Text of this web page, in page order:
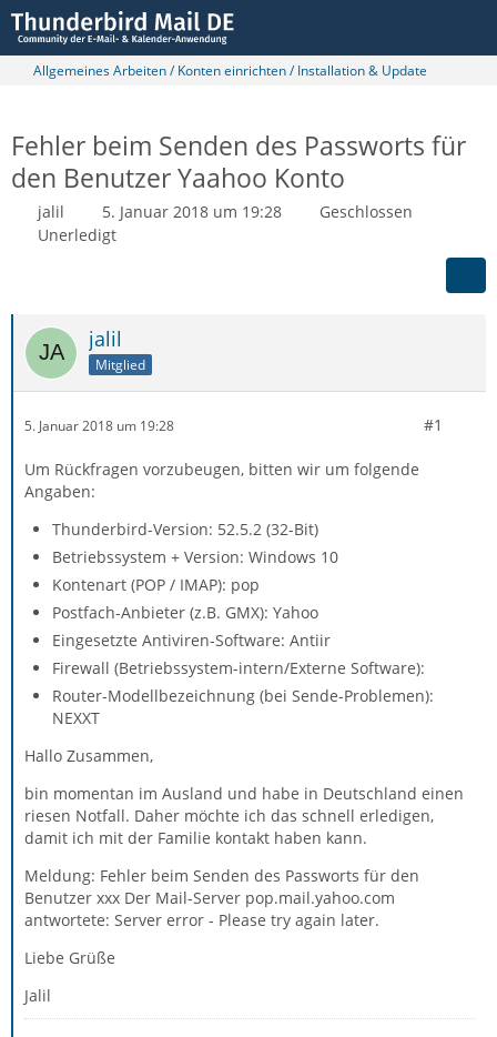
Allgemeines Arbeiten / Konten einrichten / Installation & Update
Fehler beim Senden des Passworts für
den Benutzer Yaahoo Konto
jalil 5. Januar 2018 um 19:28
Geschlossen
Unerledigt
jalil
Mitglied
5. Januar 2018 um 19:28 #1
Um Rückfragen vorzubeugen, bitten wir um folgende
Angaben:
Thunderbird-Version: 52.5.2 (32-Bit)
Betriebssystem + Version: Windows 10
Kontenart (POP / IMAP): pop
Postfach-Anbieter (z.B. GMX): Yahoo
Eingesetzte Antiviren-Software: Antiir
Firewall (Betriebssystem-intern/Externe Software):
Router-Modellbezeichnung (bei Sende-Problemen):
NEXXT
Hallo Zusammen,
bin momentan im Ausland und habe in Deutschland einen
riesen Notfall. Daher möchte ich das schnell erledigen,
damit ich mit der Familie kontakt haben kann.
Meldung: Fehler beim Senden des Passworts für den
Benutzer xxx Der Mail-Server pop.mail.yahoo.com
antwortete: Server error - Please try again later.
Liebe Grüße
Jalil